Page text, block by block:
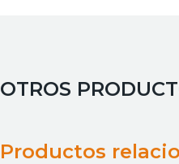
OTROS
Productos